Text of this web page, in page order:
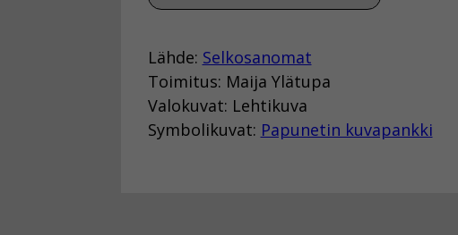
Lähde: Selkosanomat
Toimitus: Maija Ylätupa
Valokuvat: Lehtikuva
Symbolikuvat: Papunetin kuvapankki